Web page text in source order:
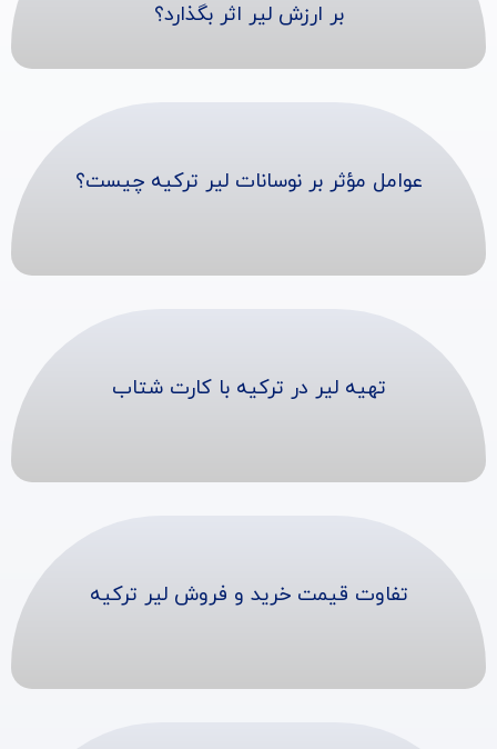
بر ارزش لیر اثر بگذارد؟
عوامل مؤثر بر نوسانات لیر ترکیه چیست؟
تهیه لیر در ترکیه با کارت شتاب
تفاوت قیمت خرید و فروش لیر ترکیه